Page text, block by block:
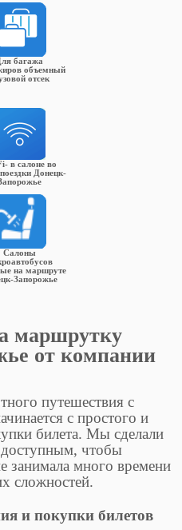
багажа
объемный
отсек
в салоне во
Донецк-
Салоны
на маршруте
Запорожье
маршрутку
от компании
путешествия с
с простого и
билета. Мы сделали
доступным, чтобы
занимала много времени
сложностей.
и покупки билетов